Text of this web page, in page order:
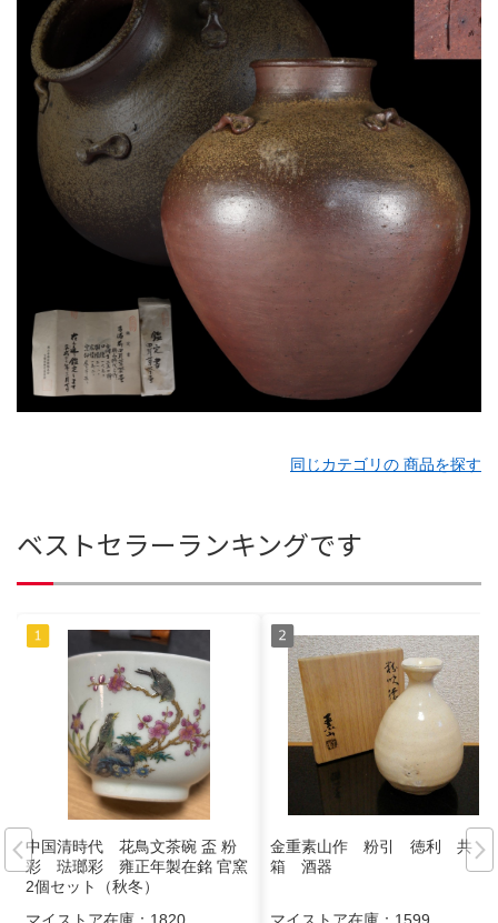
同じカテゴリの 商品を探す
ベストセラーランキングです
中国清時代 花鳥文茶碗 盃 粉
彩 琺瑯彩 雍正年製在銘 官窯
2個セット（秋冬）
金重素山作 粉引 徳利 共
箱 酒器